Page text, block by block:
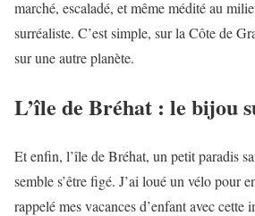
marché, escaladé, et même médité au
surréaliste. C’est simple, sur la Côte de
sur une autre planète.
L’île de Bréhat : le bijou
Et enfin, l’île de Bréhat, un petit paradis
semble s’être figé. J’ai loué un vélo pour
rappelé mes vacances d’enfant avec cette